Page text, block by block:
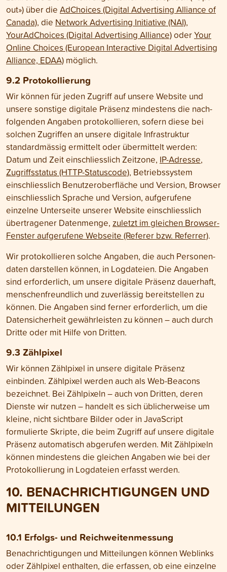
out») über die AdChoices (Digital Advertising Alliance of
Canada), die Network Advertising Initiative (NAI),
YourAdChoices (Digital Advertising Alliance)oderYour
Online Choices (European Interactive Digital Advertising
Alliance, EDAA) möglich.
9.2 Protokollierung
Wir können für jeden Zugriff auf unsere Website und
unsere sonstige digitale Präsenz mindestens die nach­
folgenden Angaben protokollieren, sofern diese bei
solchen Zugriffen an unsere digitale Infrastruktur
standard­mässig ermittelt oder über­mittelt werden:
Datum und Zeit einschliesslich Zeit­zone, IP-Adresse,
Zugriffs­status (HTTP-Statuscode), Betriebs­system
einschliesslich Benutzer­oberfläche und Version, Browser
einschliesslich Sprache und Version, aufgerufene
einzelne Unterseite unserer Website einschliesslich
übertragener Daten­menge, zuletzt im gleichen Browser-
Fenster aufgerufene Webseite (Referer bzw. Referrer).
Wir protokollieren solche Angaben, die auch Personen­
daten darstellen können, in Log­dateien. Die Angaben
sind erforderlich, um unsere digitale Präsenz dauerhaft,
menschen­freundlich und zuverlässig bereit­stellen zu
können. Die Angaben sind ferner erforderlich, um die
Daten­sicher­heit gewähr­leisten zu können – auch durch
Dritte oder mit Hilfe von Dritten.
9.3 Zählpixel
Wir können Zählpixel in unsere digitale Präsenz
einbinden. Zählpixel werden auch als Web-Beacons
bezeichnet. Bei Zählpixeln – auch von Dritten, deren
Dienste wir nutzen – handelt es sich üblicher­weise um
kleine, nicht sicht­bare Bilder oder in JavaScript
formulierte Skripte, die beim Zugriff auf unsere digitale
Präsenz automatisch abgerufen werden. Mit Zähl­pixeln
können mindestens die gleichen Angaben wie bei der
Protokollierung in Log­dateien erfasst werden.
10. BENACH­RICHTI­GUNGEN UND
MIT­TEILUNGEN
10.1 Erfolgs- und Reichweiten­messung
Benachrichtigungen und Mitteilungen können Weblinks
oder Zählpixel enthalten, die erfassen, ob eine einzelne